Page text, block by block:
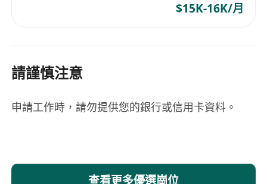
$15K-16K/月
請謹慎注意
申請工作時，請勿提供您的銀行或信用卡資料。
查看更多優選崗位